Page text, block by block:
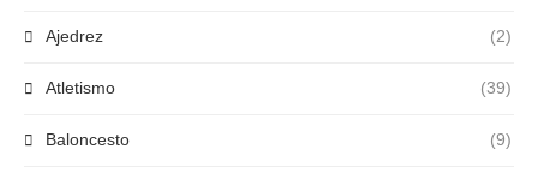
Ajedrez (2)
Atletismo (39)
Baloncesto (9)